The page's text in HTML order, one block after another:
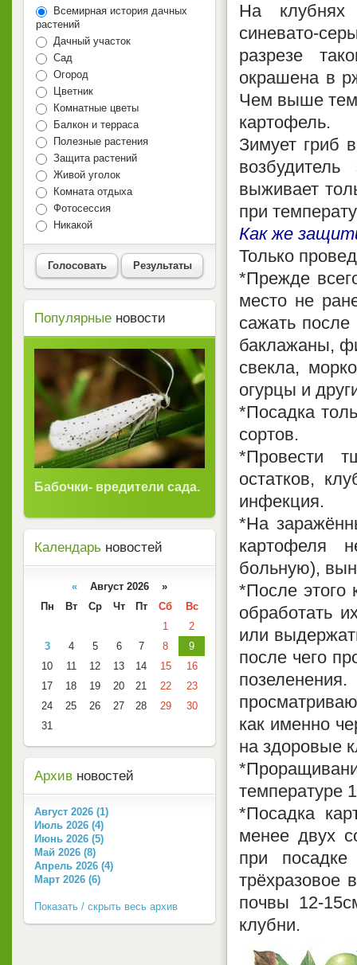
На клубнях
синевато-
разрезе
окрашена в
Чем выше
картофель.
Зимует гриб
выживает
при
Как же
Только
*Прежде
место не
сажать
баклажаны,
свекла,
огурцы и
*Посадка
сортов.
*Провести
остатков,
инфекция.
*На
картофеля
больную),
*После этого
обработать
или
после чего
как именно
на здоровые
температуре
*Посадка
менее двух
при
трёхразовое
почвы 12-
клубни.
Всемирная история дачных
растений
Дачный участок
Сад
Огород
Цветник
Комнатные цветы
Балкон и терраса
Полезные растения
Защита растений
Живой уголок
Комната отдыха
Фотосессия
Никакой
Голосовать Результаты
Популярные новости
Бабочки- вредители сада.
Календарь новостей
« Август 2026 »
Пн
Вт Ср Чт Пт Сб
Вс
1
2
3
4 5 6 7 8
9
10
11 12 13 14 15
16
17
18 19 20 21 22
23
24
25 26 27 28 29
30
31
Архив новостей
Август 2026 (1)
Июль 2026 (4)
Июнь 2026 (5)
Май 2026 (8)
Апрель 2026 (4)
Март 2026 (6)
Показать / скрыть весь архив